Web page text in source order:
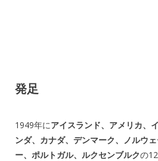
発足
1949年にアイスランド、アメリカ、
ンダ、カナダ、デンマーク、ノルウ
ー、ポルトガル、ルクセンブルクの